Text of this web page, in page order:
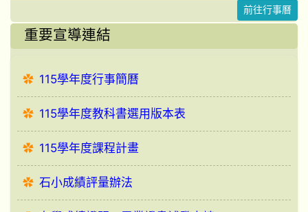
前往行事曆
重要宣導連結
115學年度行事簡曆
115學年度教科書選用版本表
115學年度課程計畫
石小成績評量辦法